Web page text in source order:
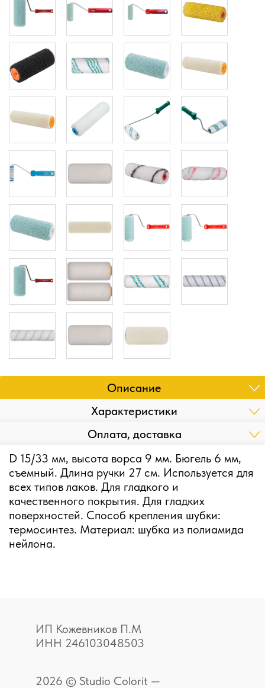
Описание
Характеристики
Оплата, доставка
D 15/33 мм, высота ворса 9 мм. Бюгель 6 мм,
съемный. Длина ручки 27 см. Используется для
всех типов лаков. Для гладкого и
качественного покрытия. Для гладких
поверхностей. Способ крепления шубки:
термосинтез. Материал: шубка из полиамида
нейлона.
ИП Кожевников П.М
ИНН 246103048503
2026 © Studio Colorit —